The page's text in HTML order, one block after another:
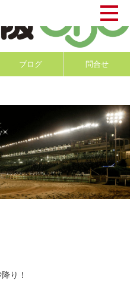
ブログ 問合せ
り！